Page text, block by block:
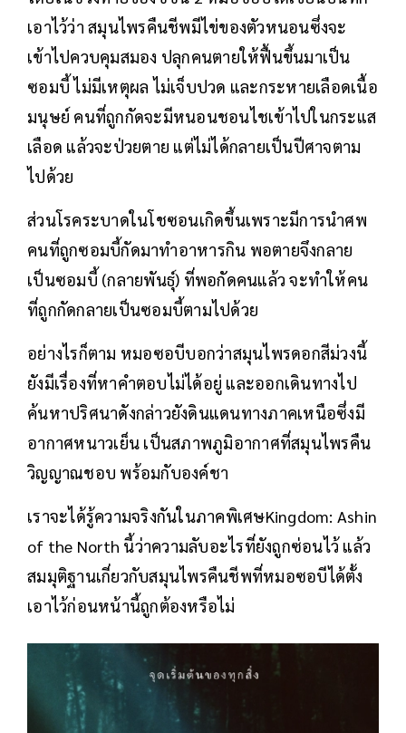
เอาไว้ว่า สมุนไพรคืนชีพมีไข่ของตัวหนอนซึ่งจะ
เข้าไปควบคุมสมอง ปลุกคนตายให้ฟื้นขึ้นมาเป็น
ซอมบี้ ไม่มีเหตุผล ไม่เจ็บปวด และกระหายเลือดเนื้อ
มนุษย์ คนที่ถูกกัดจะมีหนอนชอนไชเข้าไปในกระแส
เลือด แล้วจะป่วยตาย แต่ไม่ได้กลายเป็นปีศาจตาม
ไปด้วย
ส่วนโรคระบาดในโชซอนเกิดขึ้นเพราะมีการนำศพ
คนที่ถูกซอมบี้กัดมาทำอาหารกิน พอตายจึงกลาย
เป็นซอมบี้ (กลายพันธุ์) ที่พอกัดคนแล้ว จะทำให้คน
ที่ถูกกัดกลายเป็นซอมบี้ตามไปด้วย
อย่างไรก็ตาม หมอซอบีบอกว่าสมุนไพรดอกสีม่วงนี้
ยังมีเรื่องที่หาคำตอบไม่ได้อยู่ และออกเดินทางไป
ค้นหาปริศนาดังกล่าวยังดินแดนทางภาคเหนือซึ่งมี
อากาศหนาวเย็น เป็นสภาพภูมิอากาศที่สมุนไพรคืน
วิญญาณชอบ พร้อมกับองค์ชา
เราจะได้รู้ความจริงกันในภาคพิเศษKingdom: Ashin
of the North นี้ว่าความลับอะไรที่ยังถูกซ่อนไว้ แล้ว
สมมุติฐานเกี่ยวกับสมุนไพรคืนชีพที่หมอซอบีได้ตั้ง
เอาไว้ก่อนหน้านี้ถูกต้องหรือไม่